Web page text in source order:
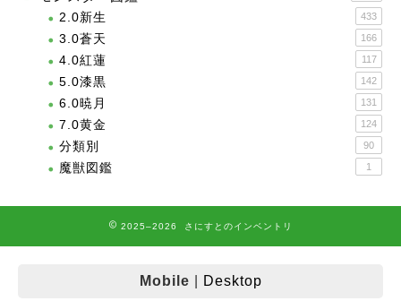
2.0新生 433
3.0蒼天 166
4.0紅蓮 117
5.0漆黒 142
6.0暁月 131
7.0黄金 124
分類別 90
魔獣図鑑 1
2025–2026 さにすとのインベントリ
Mobile Desktop